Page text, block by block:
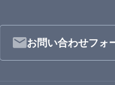
お問い合わせフォ